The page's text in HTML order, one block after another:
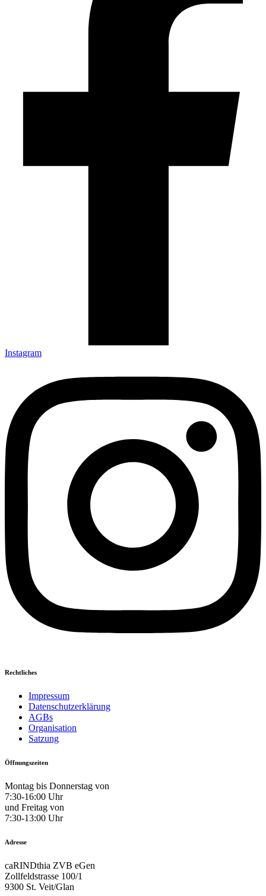
Instagram
Rechtliches
Impressum
Datenschutzerklärung
AGBs
Organisation
Satzung
Öffnungszeiten
Montag bis Donnerstag von
7:30-16:00 Uhr
und Freitag von
7:30-13:00 Uhr
Adresse
caRINDthia ZVB eGen
Zollfeldstrasse 100/1
9300 St. Veit/Glan